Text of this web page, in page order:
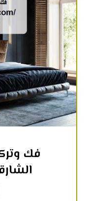
فك
الشارقة